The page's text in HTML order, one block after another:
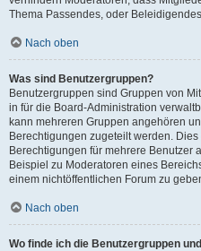
Thema Passendes, oder
Nach oben
Was sind Benutzergruppen?
Benutzergruppen sind Gruppen von
in für die Board-Administration
kann mehreren Gruppen angehören
Berechtigungen zugeteilt werden.
Berechtigungen für mehrere Benutzer
Beispiel zu Moderatoren eines
einem nichtöffentlichen Forum zu
Nach oben
Wo finde ich die Benutzergruppen